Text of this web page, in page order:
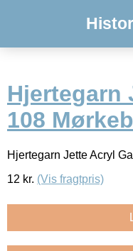
Hjertegarn
108
Hjertegarn Jette Acryl
12 kr. (Vis fragtpris)